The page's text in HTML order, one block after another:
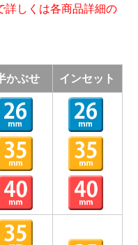
詳しくは各商品詳細の
かぶせ インセット